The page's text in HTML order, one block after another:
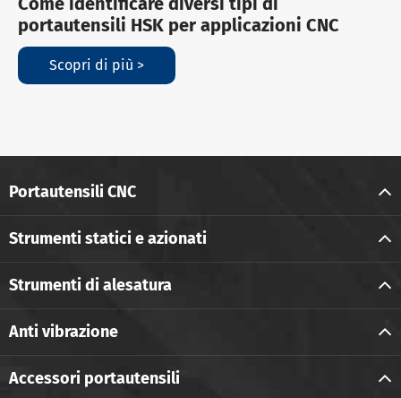
portautensili HSK per applicazioni CNC
Scopri di più >
Portautensili CNC
Strumenti statici e azionati
Strumenti di alesatura
Anti vibrazione
Accessori portautensili